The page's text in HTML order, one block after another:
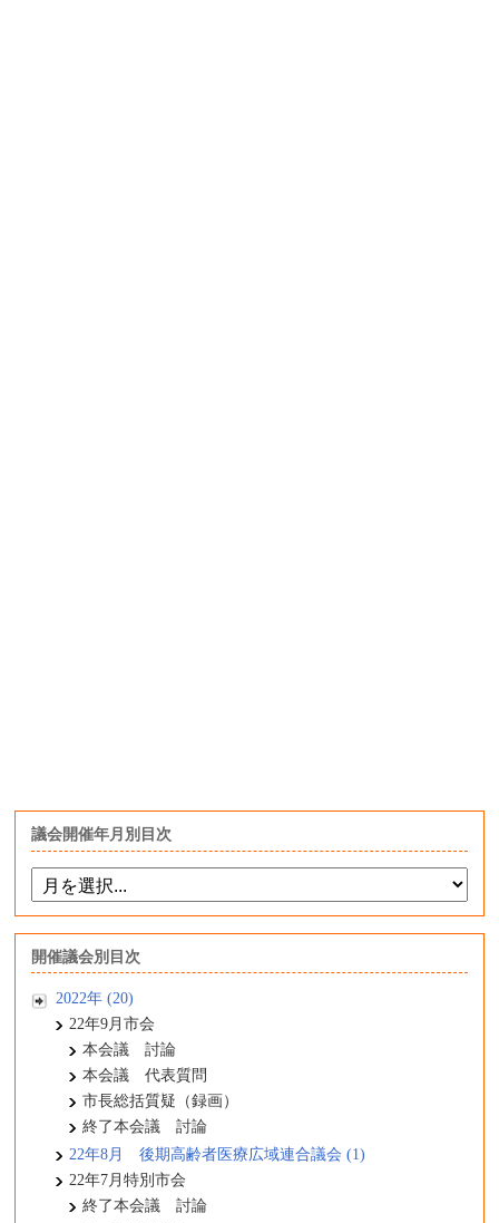
議会開催年月別目次
開催議会別目次
2022年 (20)
22年9月市会
本会議 討論
本会議 代表質問
市長総括質疑（録画）
終了本会議 討論
22年8月 後期高齢者医療広域連合議会 (1)
22年7月特別市会
終了本会議 討論